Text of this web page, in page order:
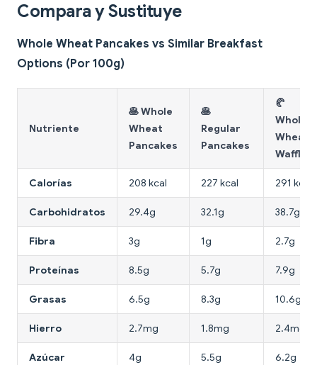
Compara y Sustituye
Whole Wheat Pancakes vs Similar Breakfast
Options (Por 100g)
Nutriente
🥞 Whole
Wheat
Pancakes
🥞
Regular
Pancakes
🥐
Whole
Wheat
Waffles
Calorías 208 kcal 227 kcal 291 kcal
Carbohidratos 29.4g 32.1g 38.7g
Fibra 3g 1g 2.7g
Proteínas 8.5g 5.7g 7.9g
Grasas 6.5g 8.3g 10.6g
Hierro 2.7mg 1.8mg 2.4mg
Azúcar 4g 5.5g 6.2g